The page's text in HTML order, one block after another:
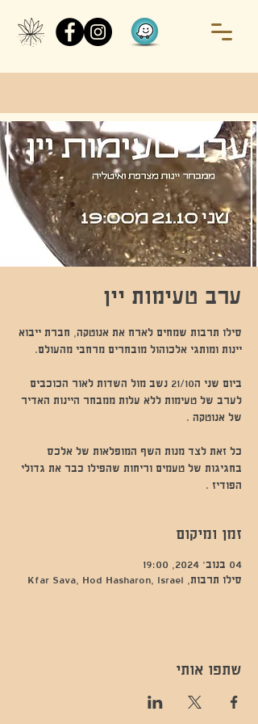
ערב טעימות יין
סילו תרבות שמחים לארח את אנוטקה, חברת ייבוא
ביום שני ה21/10 נשב מול השדות לאור הכוכבים
לערב של טעימות ללא עלות ממבחר היינות האדיר
כל זאת לצד מנות השף המופלאות של אלכס
בחגיגות של טעמים וריחות שהפילו כבר את גדולי
הפודיז .
זמן ומיקום
04 בנוב׳ 2024, 19:00
סילו תרבות, Kfar Sava, Hod Hasharon, Israel
שתפו אותי